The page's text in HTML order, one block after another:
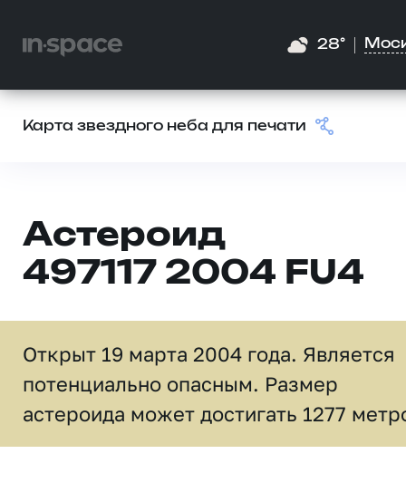
28°
Карта звездного неба для печати
Астероид
497117 2004 FU4
Открыт 19 марта 2004 года. Является
потенциально опасным. Размер
астероида может достигать 1277